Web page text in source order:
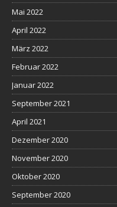
Mai 2022
April 2022
März 2022
Februar 2022
Januar 2022
September 2021
April 2021
Dezember 2020
November 2020
Oktober 2020
September 2020